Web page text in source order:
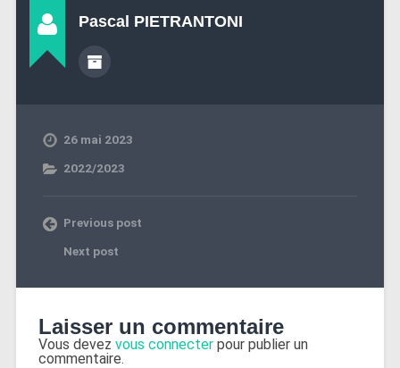
Pascal PIETRANTONI
26 mai 2023
2022/2023
Previous post
Next post
Laisser un commentaire
Vous devez vous connecterpour publier un
commentaire.